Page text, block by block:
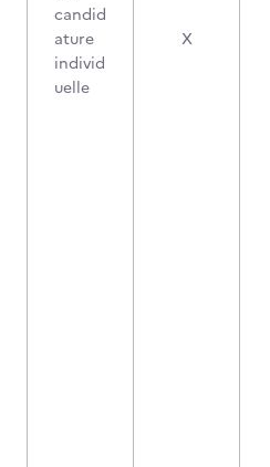
candid
ature
individ
uelle
X